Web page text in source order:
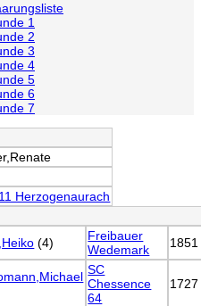
1
2
3
4
5
6
7
Herzogenaurach
(4)
Freibauer
Wedemark
1851
SC
Chessence
64
1727